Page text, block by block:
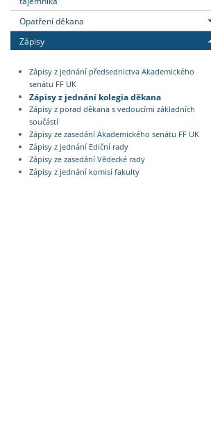
Opatření děkana
Zápisy
Zápisy z jednání předsednictva Akademického
senátu FF UK
Zápisy z jednání kolegia děkana
Zápisy z porad děkana s vedoucími základních
součástí
Zápisy ze zasedání Akademického senátu FF UK
Zápisy z jednání Ediční rady
Zápisy ze zasedání Vědecké rady
Zápisy z jednání komisí fakulty